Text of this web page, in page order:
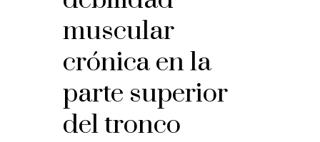
muscular
crónica en la
parte superior
del tronco